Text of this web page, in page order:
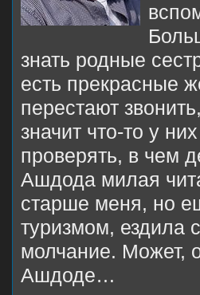
знать родные
есть прекрасные
перестают
значит что-то у
проверять, в чем
Ашдода милая
старше меня, но
туризмом, ездила
молчание. Может,
Ашдоде…